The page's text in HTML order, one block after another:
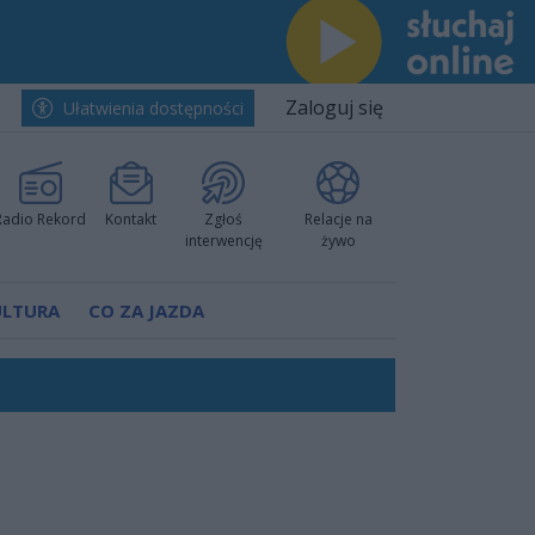
Ułatwienia dostępności Zaloguj się
Rekord Kontakt
Zgłoś
interwencję
Relacje na
żywo
CO ZA JAZDA